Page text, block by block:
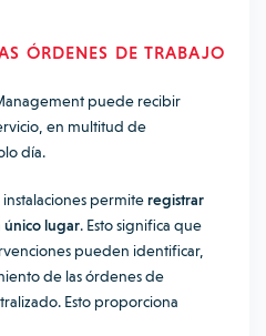
ÓRDENES DE TRABAJO
puede recibir
en multitud de
día.
permiteregistrar
único lugar. Esto significa que
pueden identificar,
de las órdenes de
Esto proporciona